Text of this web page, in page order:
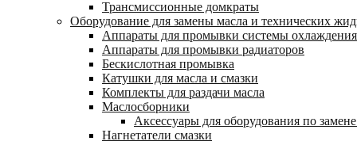
Трансмиссионные домкраты
Оборудование для замены масла и технических
Аппараты для промывки системы охлаждения
Аппараты для промывки радиаторов
Бескислотная промывка
Катушки для масла и смазки
Комплекты для раздачи масла
Маслосборники
Аксессуары для оборудования по
Нагнетатели смазки